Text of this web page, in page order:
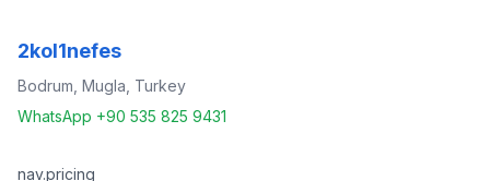
2kol1nefes
Bodrum, Mugla, Turkey
WhatsApp +90 535 825 9431
nav.pricing